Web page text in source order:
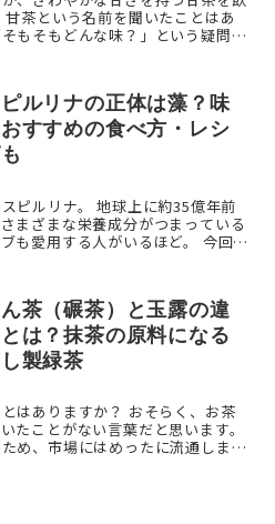
茶という名前を聞いたことはあ
もそもどんな味？」という疑問が
ルリナの正体は藻？味
すすめの食べ方・レシ
ピルリナ。 地球上に約35億年前
まざまな栄養成分がつまっている
も愛用する人がいるほど。 今回
茶（碾茶）と玉露の違
は？抹茶の原料になる
製緑茶
はありますか？ おそらく、お茶
たことがない言葉だと思います。
め、市場にはめったに流通しませ